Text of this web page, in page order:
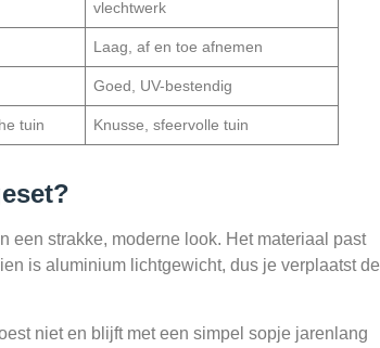
vlechtwerk
Laag, af en toe afnemen
Goed, UV-bestendig
tuin Knusse, sfeervolle tuin
een strakke, moderne look. Het materiaal past
is aluminium lichtgewicht, dus je verplaatst de
niet en blijft met een simpel sopje jarenlang